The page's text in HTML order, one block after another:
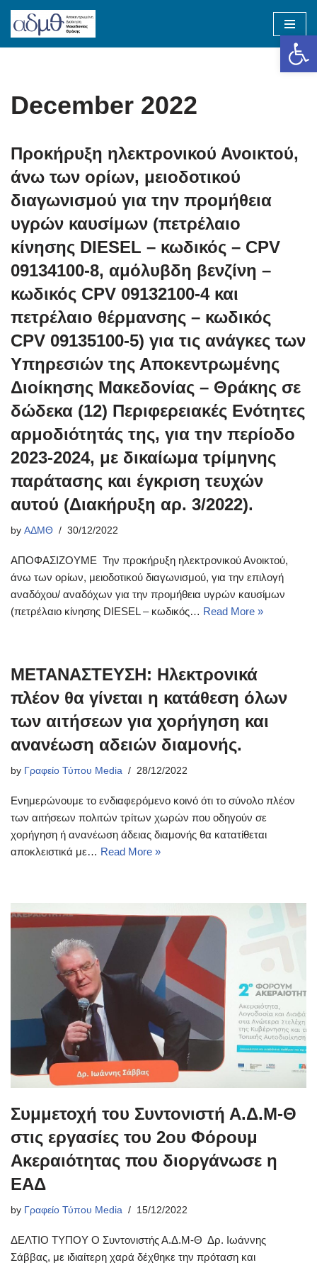
Skip
December 2022
Προκήρυξη ηλεκτρονικού Ανοικτού,
άνω των ορίων, μειοδοτικού
διαγωνισμού για την προμήθεια
υγρών καυσίμων (πετρέλαιο
κίνησης DIESEL – κωδικός – CPV
09134100-8, αμόλυβδη βενζίνη –
κωδικός CPV 09132100-4 και
πετρέλαιο θέρμανσης – κωδικός
CPV 09135100-5) για τις ανάγκες των
Υπηρεσιών της Αποκεντρωμένης
Διοίκησης Μακεδονίας – Θράκης σε
δώδεκα (12) Περιφερειακές Ενότητες
αρμοδιότητάς της, για την περίοδο
2023-2024, με δικαίωμα τρίμηνης
παράτασης και έγκριση τευχών
αυτού (Διακήρυξη αρ. 3/2022).
by ΑΔΜΘ 30/12/2022
ΑΠΟΦΑΣΙΖΟΥΜΕ Την προκήρυξη ηλεκτρονικού Ανοικτού,
άνω των ορίων, μειοδοτικού διαγωνισμού, για την επιλογή
αναδόχου/ αναδόχων για την προμήθεια υγρών καυσίμων
(πετρέλαιο κίνησης DIESEL – κωδικός… Read More »
ΜΕΤΑΝΑΣΤΕΥΣΗ: Ηλεκτρονικά
πλέον θα γίνεται η κατάθεση όλων
των αιτήσεων για χορήγηση και
ανανέωση αδειών διαμονής.
by Γραφείο Τύπου Media 28/12/2022
Ενημερώνουμε το ενδιαφερόμενο κοινό ότι το σύνολο πλέον
των αιτήσεων πολιτών τρίτων χωρών που οδηγούν σε
χορήγηση ή ανανέωση άδειας διαμονής θα κατατίθεται
αποκλειστικά με… Read More »
Συμμετοχή του Συντονιστή Α.Δ.Μ-Θ
στις εργασίες του 2ου Φόρουμ
Ακεραιότητας που διοργάνωσε η
ΕΑΔ
by Γραφείο Τύπου Media 15/12/2022
ΔΕΛΤΙΟ ΤΥΠΟΥ Ο Συντονιστής Α.Δ.Μ-Θ Δρ. Ιωάννης
Σάββας, με ιδιαίτερη χαρά δέχθηκε την πρόταση και